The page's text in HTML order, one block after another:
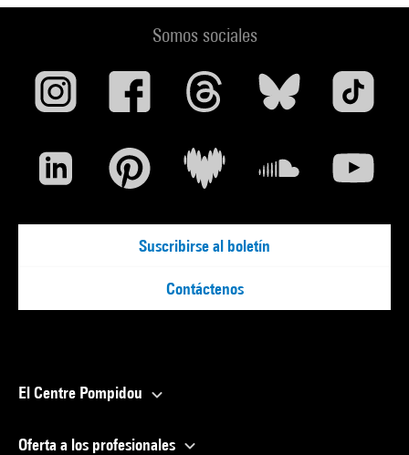
Somos sociales
Suscribirse al boletín
Contáctenos
El Centre Pompidou
Oferta a los profesionales